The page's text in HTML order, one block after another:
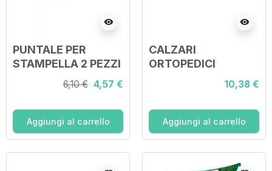
visibility
PUNTALE PER
STAMPELLA 2 PEZZI
6,10 € 4,57 €
Aggiungi al carrello
visibility
CALZARI
ORTOPEDICI
MONOUSO 100
10,38 €
Aggiungi al carrello